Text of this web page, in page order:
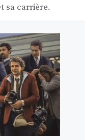
sa carrière.